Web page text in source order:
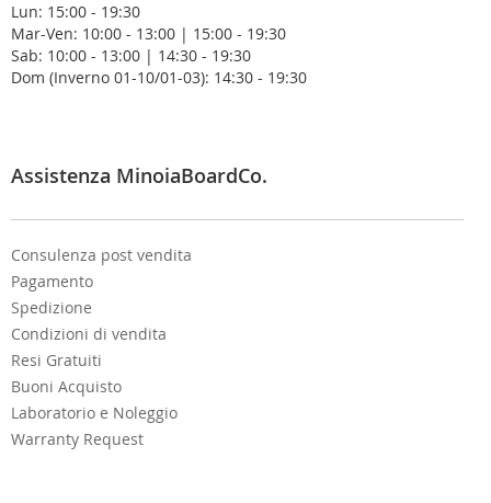
e
w
s
l
e
:
Lun: 15:00 - 19:30
Mar-Ven: 10:00 - 13:00 | 15:00 - 19:30
Sab: 10:00 - 13:00 | 14:30 - 19:30
Dom (Inverno 01-10/01-03): 14:30 - 19:30
Assistenza MinoiaBoardCo.
Consulenza post vendita
Pagamento
Spedizione
Condizioni di vendita
Resi Gratuiti
Buoni Acquisto
Laboratorio e Noleggio
Warranty Request